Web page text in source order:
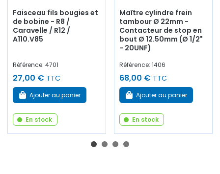
Faisceau fils bougies et
de bobine - R8 /
Caravelle / R12 /
A110.V85
Référence: 4701
27,00 € TTC
Ajouter au panier
En stock
Maître cylindre frein
tambour Ø 22mm -
Contacteur de stop en
bout Ø 12.50mm (Ø 1/2"
- 20UNF)
Référence: 1406
68,00 € TTC
Ajouter au panier
En stock